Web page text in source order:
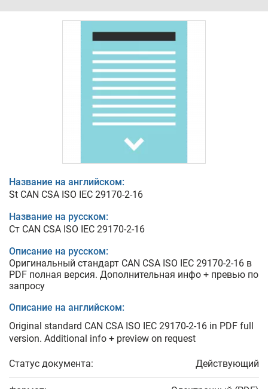
Название на английском:
St CAN CSA ISO IEC 29170-2-16
Название на русском:
Ст CAN CSA ISO IEC 29170-2-16
Описание на русском:
Оригинальный стандарт CAN CSA ISO IEC 29170-2-16 в
PDF полная версия. Дополнительная инфо + превью по
запросу
Описание на английском:
Original standard CAN CSA ISO IEC 29170-2-16 in PDF full
version. Additional info + preview on request
Статус документа: Действующий